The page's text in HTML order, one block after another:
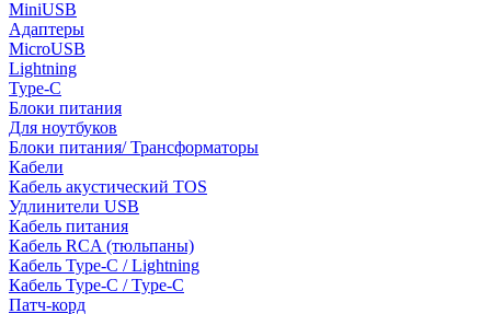
MiniUSB
Адаптеры
MicroUSB
Lightning
Type-C
Блоки питания
Для ноутбуков
Блоки питания/ Трансформаторы
Кабели
Кабель акустический TOS
Удлинители USB
Кабель питания
Кабель RCA (тюльпаны)
Кабель Type-C / Lightning
Кабель Type-C / Type-C
Патч-корд